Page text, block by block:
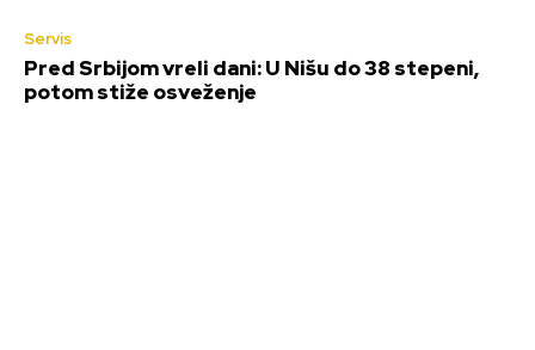
Servis
Pred Srbijom vreli dani: U Nišu do 38 stepeni,
potom stiže osveženje